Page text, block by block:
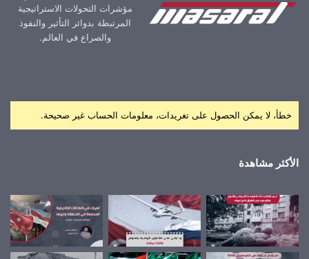
مؤشرات التحولات الاستراتيجية
المرتبطة بدوائر التأثير والنفوذ
والصراع في العالم.
خطأ، لا يمكن الحصول على تغريدات، معلومات الحساب غير صحيحة.
الأكثر مشاهدة